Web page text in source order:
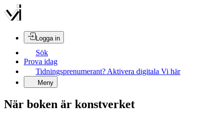
Logga in
Sök
Prova idag
Tidningsprenumerant? Aktivera digitala Vi här
Meny
När boken är konstverket